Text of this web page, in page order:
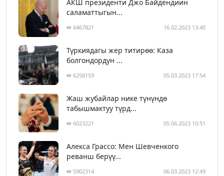
АКШ президенти Джо Байдендиин
саламаттыгын...
6467821 16.02.2023 13:40
Түркиядагы жер титирөө: Каза
болгондордун ...
6258159 05.03.2023 17:54
Жаш жубайлар нике түнүндө
табышмактуу түрд...
6023221 05.06.2023 10:51
Алекса Грассо: Мен Шевченкого
реванш берүү...
5902314 06.03.2023 12:49